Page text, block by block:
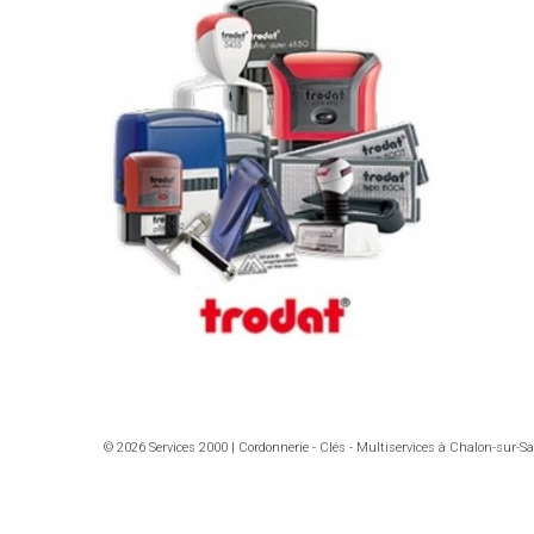
© 2026 Services 2000 | Cordonnerie - Clés - Multiservices à Chalon-sur-